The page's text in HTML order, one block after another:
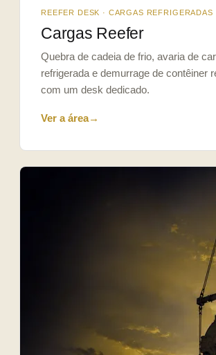
REEFER DESK · CARGAS REFRIGERADAS
Cargas Reefer
Quebra de cadeia de frio, avaria de
refrigerada e demurrage de contêiner
com um desk dedicado.
Ver a área→